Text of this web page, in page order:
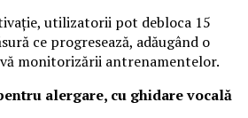
utilizatorii pot debloca 15
ce progresează, adăugând o
monitorizării antrenamentelor.
alergare, cu ghidare vocală